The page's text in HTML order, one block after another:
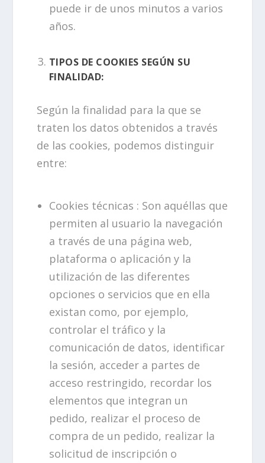
puede ir de unos minutos a varios
años.
TIPOS DE COOKIES SEGÚN SU
FINALIDAD:
Según la finalidad para la que se
traten los datos obtenidos a través
de las cookies, podemos distinguir
entre:
Cookies técnicas : Son aquéllas que
permiten al usuario la navegación
a través de una página web,
plataforma o aplicación y la
utilización de las diferentes
opciones o servicios que en ella
existan como, por ejemplo,
controlar el tráfico y la
comunicación de datos, identificar
la sesión, acceder a partes de
acceso restringido, recordar los
elementos que integran un
pedido, realizar el proceso de
compra de un pedido, realizar la
solicitud de inscripción o